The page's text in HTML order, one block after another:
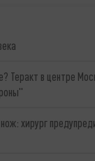
Теракт в центре
хирург